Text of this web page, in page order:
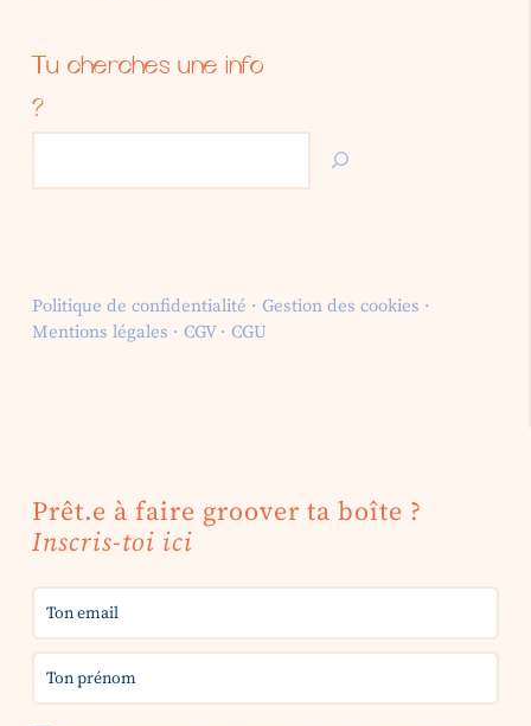
Tu cherches une info
?
Politique de confidentialité · Gestion des cookies ·
Mentions légales · CGV· CGU
Prêt.e à faire groover ta boîte ?
Inscris-toi ici